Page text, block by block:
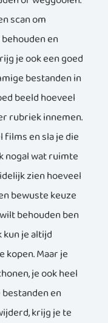
scan om
en
je ook een goed
bestanden in
beeld hoeveel
rubriek innemen.
films en sla je die
nogal wat ruimte
zien hoeveel
bewuste keuze
behouden ben
je altijd
Maar je
je ook heel
en
krijg je te